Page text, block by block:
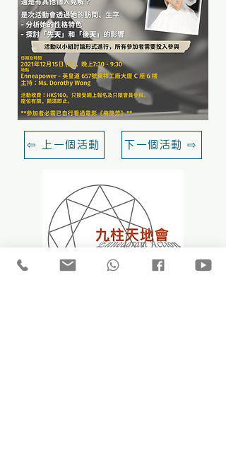
⇦ 上一個活動 下一個活動 ⇨